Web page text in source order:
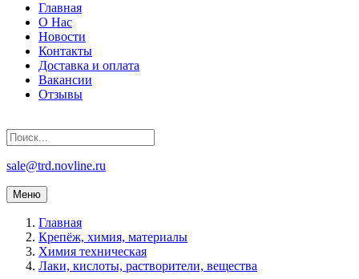
Главная
О Нас
Новости
Контакты
Доставка и оплата
Вакансии
Отзывы
sale@trd.novline.ru
Меню
Главная
Крепёж, химия, материалы
Химия техническая
Лаки, кислоты, растворители, вещества